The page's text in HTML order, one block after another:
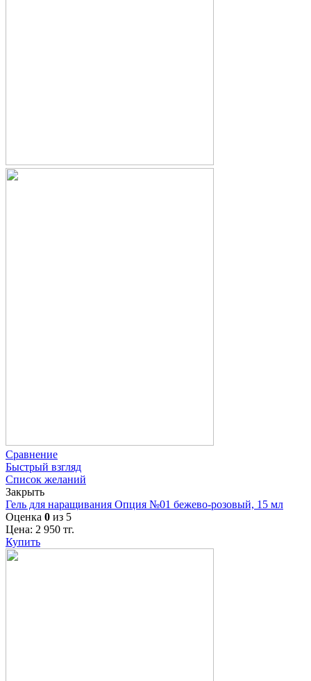
Сравнение
Быстрый взгляд
Список желаний
Закрыть
Гель для наращивания Опция №01 бежево-розовый, 15 мл
Оценка 0 из 5
Цена: 2 950 тг.
Купить